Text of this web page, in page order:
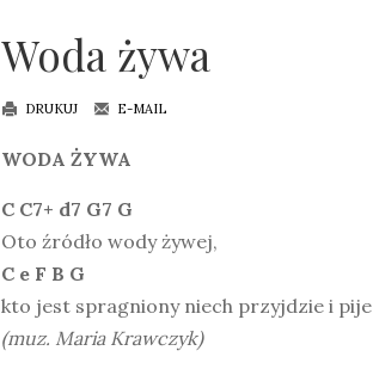
Woda żywa
DRUKUJ E-MAIL
WODA ŻYWA
C C7+ d7 G7 G
Oto źródło wody żywej,
C e F B G
kto jest spragniony niech przyjdzie i pije
(muz. Maria Krawczyk)